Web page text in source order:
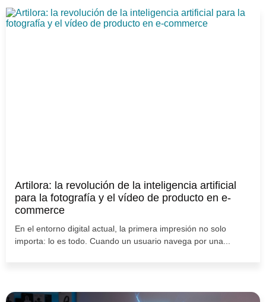
Artilora: la revolución de la inteligencia artificial
para la fotografía y el vídeo de producto en e-
commerce
En el entorno digital actual, la primera impresión no solo
importa: lo es todo. Cuando un usuario navega por una...